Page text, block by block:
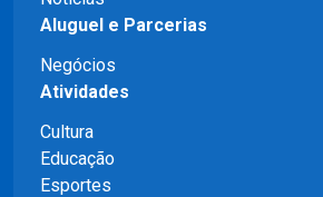
Aluguel e Parcerias
Negócios
Atividades
Cultura
Educação
Esportes